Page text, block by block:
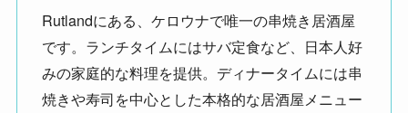
Rutlandにある、ケロウナで唯一の串焼き居酒屋
です。ランチタイムにはサバ定食など、日本人好
みの家庭的な料理を提供。ディナータイムには串
焼きや寿司を中心とした本格的な居酒屋メニュー